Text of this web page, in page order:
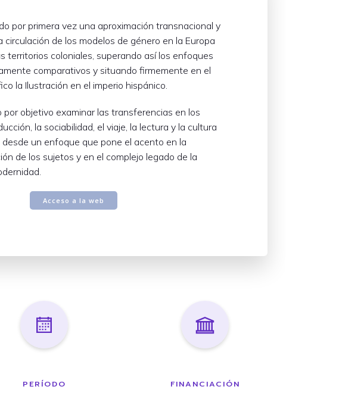
por primera vez una aproximación transnacional y
de los modelos de género en la Europa
territorios coloniales, superando así los enfoques
comparativos y situando firmemente en el
la Ilustración en el imperio hispánico.
por objetivo examinar las transferencias en los
la sociabilidad, el viaje, la lectura y la cultura
desde un enfoque que pone el acento en la
de los sujetos y en el complejo legado de la
Acceso a la web
PERÍODO FINANCIACIÓN